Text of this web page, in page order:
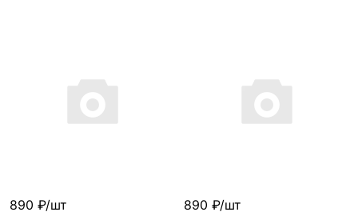
890 ₽/шт 890 ₽/шт